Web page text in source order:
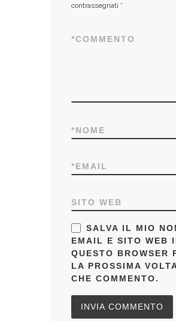
contrassegnati *
COMMENTO
*
NOME
*
EMAIL
*
SITO WEB
SALVA IL MIO
EMAIL E SITO WEB
QUESTO BROWSER
LA PROSSIMA
CHE COMMENTO.